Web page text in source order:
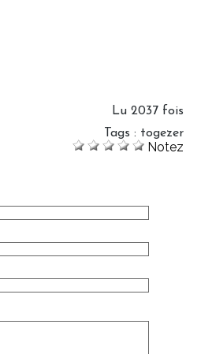
Lu 2037 fois
Tags : togezer
Notez